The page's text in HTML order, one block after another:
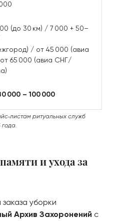
(до 30 км) / 7 000 + 50–
/ от 45 000 (авиа
65 000 (авиа СНГ/
000 – 100 000
ритуальных служб
и ухода за
уборки
Архив Захоронений с